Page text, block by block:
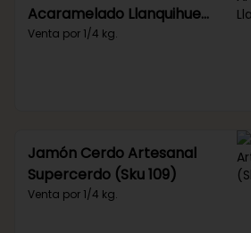
Acaramelado Llanquihue
(Sku 180)
Venta por 1/4 kg.
Jamón Cerdo Artesanal
Supercerdo (Sku 109)
Venta por 1/4 kg.